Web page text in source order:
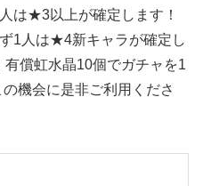
は★3以上が確定します！
1人は★4新キャラが確定し
償虹水晶10個でガチャを1
機会に是非ご利用くださ